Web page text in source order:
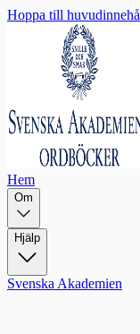
Hoppa till
Hem
Om
Hjälp
Svenska Akademien